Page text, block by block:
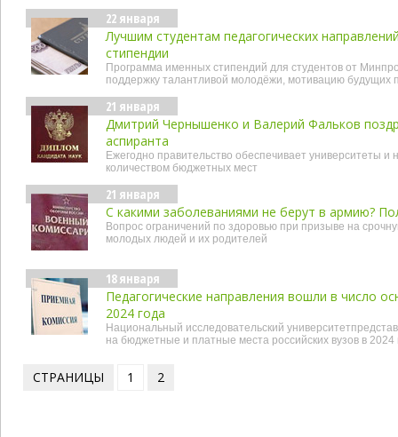
22 января
Лучшим студентам педагогических
стипендии
Программа именных стипендий для студентов от
поддержку талантливой молодёжи, мотивацию будущих
21 января
Дмитрий Чернышенко и Валерий Фальков
аспиранта
Ежегодно правительство обеспечивает университеты
количеством бюджетных мест
21 января
С какими заболеваниями не берут в армию?
Вопрос ограничений по здоровью при призыве на
молодых людей и их родителей
18 января
Педагогические направления вошли в число
2024 года
Национальный исследовательский
на бюджетные и платные места российских вузов в 2024
СТРАНИЦЫ 1 2